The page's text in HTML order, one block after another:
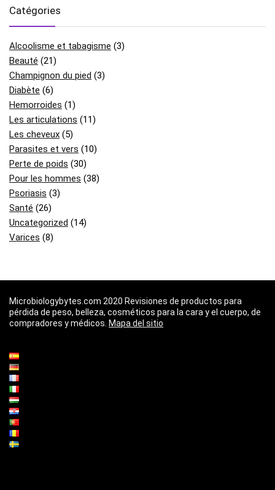
Catégories
Alcoolisme et tabagisme (3)
Beauté (21)
Champignon du pied (3)
Diabète (6)
Hemorroides (1)
Les articulations (11)
Les cheveux (5)
Parasites et vers (10)
Perte de poids (30)
Pour les hommes (38)
Psoriasis (3)
Santé (26)
Uncategorized (14)
Varices (8)
Microbiologybytes.com 2020 Revisiones de productos para
pérdida de peso, belleza, cosméticos para la cara y el cuerpo, de
compradores y médicos. Mapa del sitio